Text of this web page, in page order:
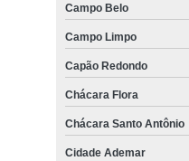
Campo Belo
Campo Limpo
Capão Redondo
Chácara Flora
Chácara Santo Antônio
Cidade Ademar